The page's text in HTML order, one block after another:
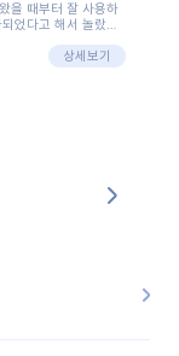
ㅜㅜ?응대 팁이 정말
되지만초임 때는 정
했었거든요..ㅠ*일지
을 때부터 잘 사용하
었다고 해서 놀랐습
이번에 제가 원에서
보시고,저와 비슷한
줄이고 학부모님을
가로 알려준 응대 tip
숙지하여 좀 더 전문
.꼬망세 AI학부모 응
상세보기